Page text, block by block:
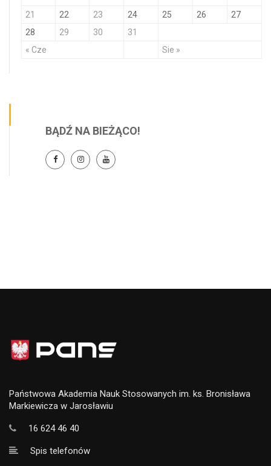
« Cze Sie »
21
22 23 24 25 26
27
28
29 30 31
BĄDŹ NA BIEŻĄCO!
Państwowa Akademia Nauk Stosowanych im. ks. Bronisława
Markiewicza w Jarosławiu
16 624 46 40
Spis telefonów